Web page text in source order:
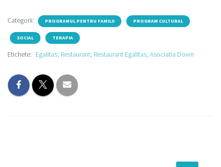
Categorii: PROGRAMUL PENTRU FAMILII PROGRAM CULTURAL
SOCIAL TERAPIA
Etichete: Egalitas; Restaurant; Restaurant Egalitas; Asociatia Down